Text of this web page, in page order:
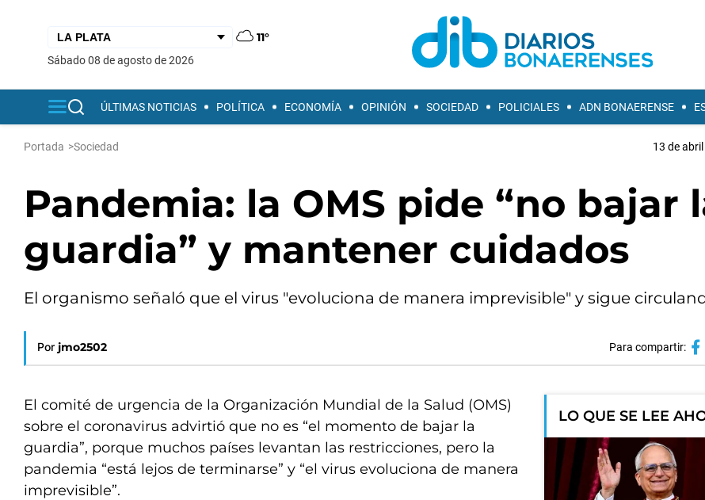
11°
sábado 08 de agosto de 2026
ÚLTIMAS NOTICIAS POLÍTICA ECONOMÍA OPINIÓN SOCIEDAD POLICIALES ADN BONAERENSE
Portada >Sociedad 13 de
Pandemia: la OMS pide “no bajar
guardia” y mantener cuidados
El organismo señaló que el virus "evoluciona de manera imprevisible" y sigue
Por jmo2502 Para compartir:
El comité de urgencia de la Organización Mundial de la Salud (OMS)
sobre el coronavirus advirtió que no es “el momento de bajar la
guardia”, porque muchos países levantan las restricciones, pero la
pandemia “está lejos de terminarse” y “el virus evoluciona de manera
imprevisible”.
LO QUE SE LEE